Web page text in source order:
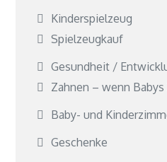
Kinderspielzeug
Spielzeugkauf
Gesundheit /
Zahnen – wenn
Baby- und
Geschenke